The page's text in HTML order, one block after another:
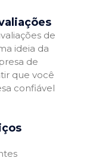
de
ideia da
de
que você
confiável